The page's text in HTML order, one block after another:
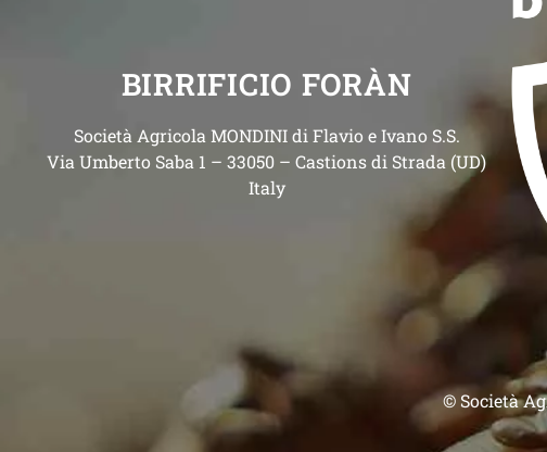
BIRRIFICIO FORÀN
Società Agricola MONDINI di Flavio e Ivano S.S.
Via Umberto Saba 1 – 33050 – Castions di Strada (UD)
Italy
© Società